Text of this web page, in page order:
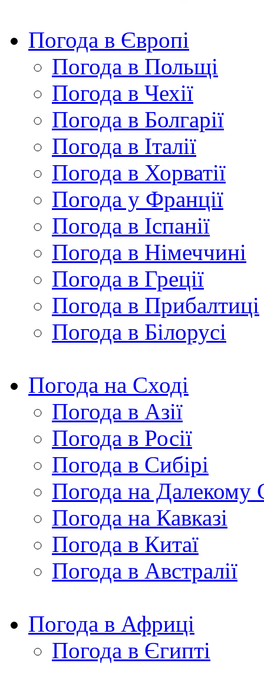
Погода в Європі
Погода в Польщі
Погода в Чехії
Погода в Болгарії
Погода в Італії
Погода в Хорватії
Погода у Франції
Погода в Іспанії
Погода в Німеччині
Погода в Греції
Погода в Прибалтиці
Погода в Білорусі
Погода на Сході
Погода в Азії
Погода в Росії
Погода в Сибірі
Погода на Далекому
Погода на Кавказі
Погода в Китаї
Погода в Австралії
Погода в Африці
Погода в Єгипті